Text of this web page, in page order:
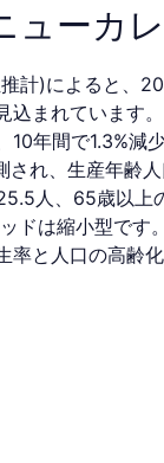
ューカ
計)によると、
込まれています
年間で1.3%減
され、生産年齢
人、65歳以上
ドは縮小型です
率と人口の高齢